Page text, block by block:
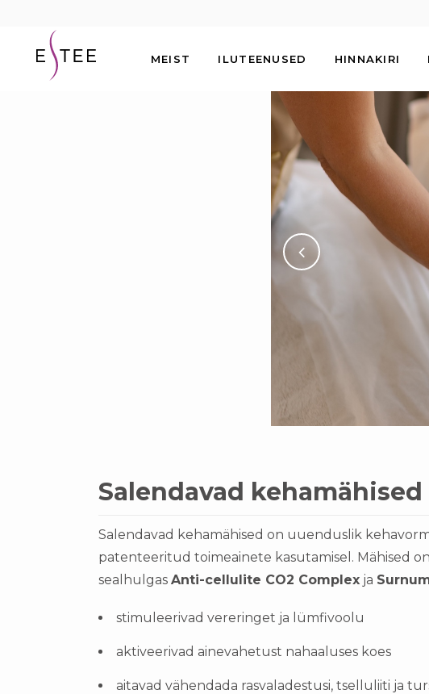
MEIST ILUTEENUSED HINNAKIRI
Salendavad
Salendavad kehamähised on uuenduslik
patenteeritud toimeainete kasutamisel. Mähised
sealhulgas Anti-cellulite CO2 Complex ja
stimuleerivad vereringet ja lümfivoolu
aktiveerivad ainevahetust nahaaluses koes
aitavad vähendada rasvaladestusi, tselluliiti ja